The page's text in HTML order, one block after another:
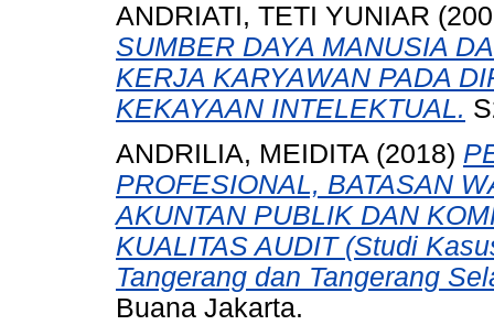
ANDRIATI, TETI YUNIAR
SUMBER DAYA MANUSIA
KERJA KARYAWAN PADA
KEKAYAAN INTELEKTUAL.
ANDRILIA, MEIDITA (2018)
PROFESIONAL, BATASAN
AKUNTAN PUBLIK DAN
KUALITAS AUDIT (Studi
Tangerang dan Tangerang
Buana Jakarta.